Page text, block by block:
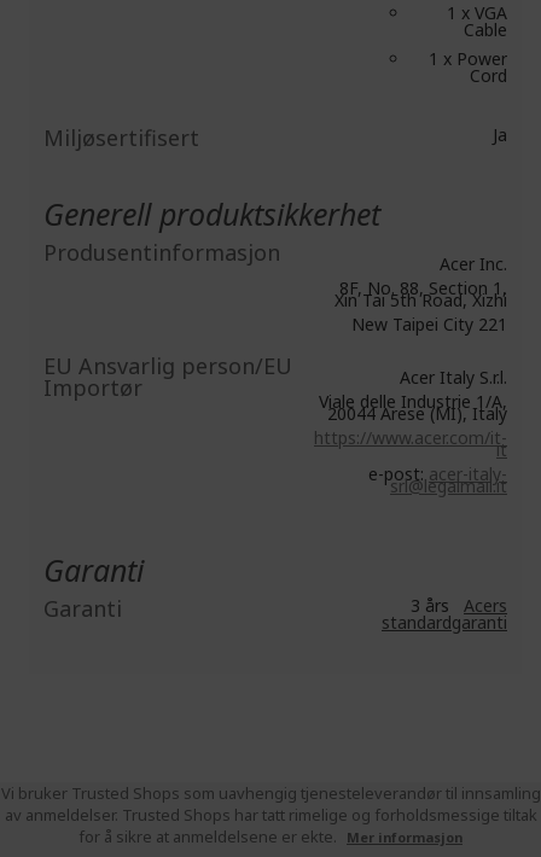
1 x VGA
Cable
1 x Power
Cord
Miljøsertifisert Ja
Generell produktsikkerhet
Produsentinformasjon
Acer Inc.
8F, No. 88, Section 1,
Xin Tai 5th Road, Xizhi
New Taipei City 221
EU Ansvarlig person/EU
Importør
Acer Italy S.r.l.
Viale delle Industrie 1/A,
20044 Arese (MI), Italy
https://www.acer.com/it-
it
e-post:acer-italy-
srl@legalmail.it
Garanti
Garanti 3 års Acers
standardgaranti
Vi bruker Trusted Shops som uavhengig tjenesteleverandør til innsamling
av anmeldelser. Trusted Shops har tatt rimelige og forholdsmessige tiltak
for å sikre at anmeldelsene er ekte.
Mer informasjon